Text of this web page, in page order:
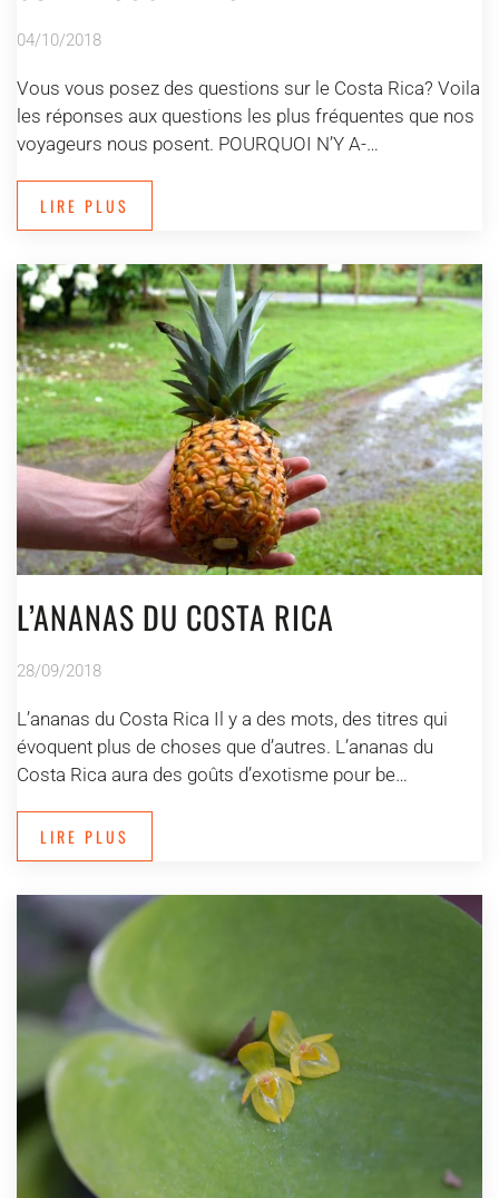
04/10/2018
Vous vous posez des questions sur le Costa Rica? Voila
les réponses aux questions les plus fréquentes que nos
voyageurs nous posent. POURQUOI N’Y A-…
LIRE PLUS
L’ANANAS DU COSTA RICA
28/09/2018
L’ananas du Costa Rica Il y a des mots, des titres qui
évoquent plus de choses que d’autres. L’ananas du
Costa Rica aura des goûts d’exotisme pour be…
LIRE PLUS